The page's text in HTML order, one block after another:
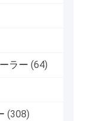
ラー (64)
(308)